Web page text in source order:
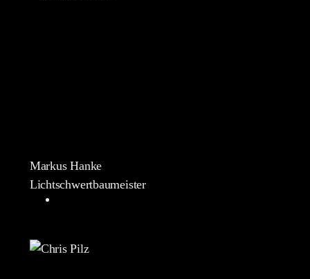
Markus Hanke
Lichtschwertbaumeister